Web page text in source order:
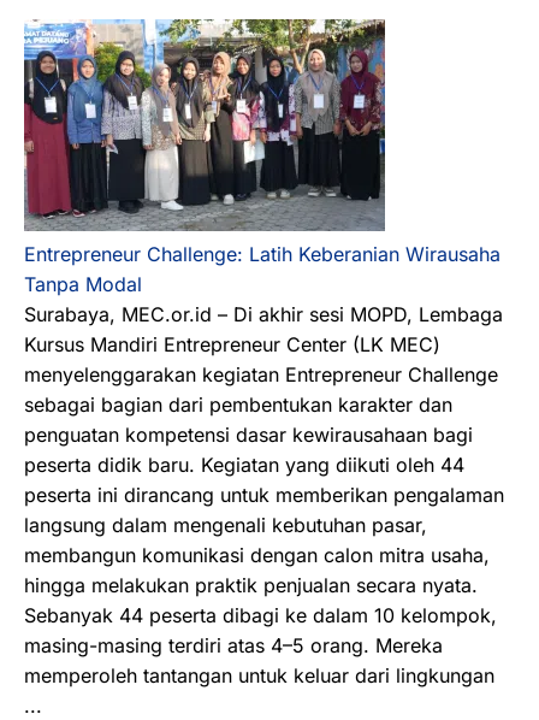
Entrepreneur Challenge: Latih Keberanian Wirausaha
Tanpa Modal
Surabaya, MEC.or.id – Di akhir sesi MOPD, Lembaga
Kursus Mandiri Entrepreneur Center (LK MEC)
menyelenggarakan kegiatan Entrepreneur Challenge
sebagai bagian dari pembentukan karakter dan
penguatan kompetensi dasar kewirausahaan bagi
peserta didik baru. Kegiatan yang diikuti oleh 44
peserta ini dirancang untuk memberikan pengalaman
langsung dalam mengenali kebutuhan pasar,
membangun komunikasi dengan calon mitra usaha,
hingga melakukan praktik penjualan secara nyata.
Sebanyak 44 peserta dibagi ke dalam 10 kelompok,
masing-masing terdiri atas 4–5 orang. Mereka
memperoleh tantangan untuk keluar dari lingkungan
...